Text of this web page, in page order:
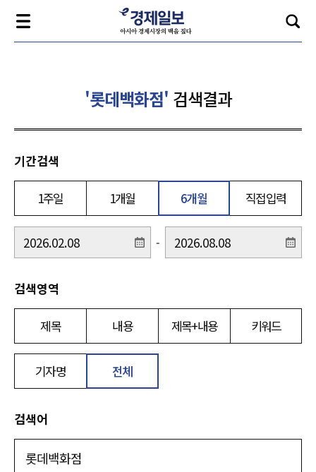
'롯데백화점' 검색결과
기간검색
1주일 1개월 6개월 직접입력
-
검색영역
제목 내용 제목+내용 키워드
기자명 전체
검색어